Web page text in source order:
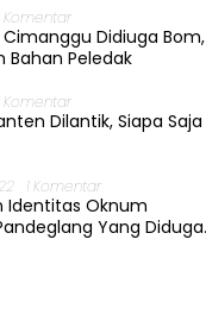
Komentar
Didiuga Bom,
Bahan Peledak
Komentar
Dilantik, Siapa Saja
1 Komentar
Identitas Oknum
Yang Diduga